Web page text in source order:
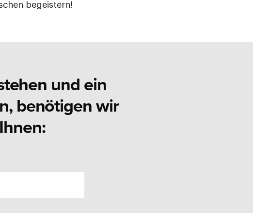
begeistern!
und ein
benötigen wir